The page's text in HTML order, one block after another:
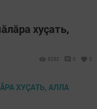
хуçать,
3232 0 0